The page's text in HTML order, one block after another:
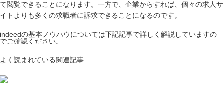
て閲覧できることになります。一方で、企業からすれば、個々の求人サ
イトよりも多くの求職者に訴求できることになるのです。
indeedの基本ノウハウについては下記記事で詳しく解説していますの
でご確認ください。
よく読まれている関連記事